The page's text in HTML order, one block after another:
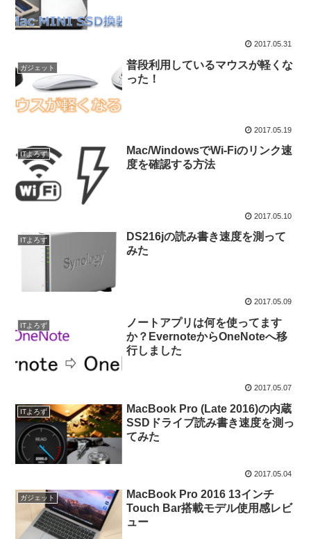
2017.05.31
ガジェット
普段利用しているマウスが軽くな
った！
2017.05.19
ITよろず
Mac/WindowsでWi-Fiのリンク速
度を確認する方法
2017.05.10
ITよろず
DS216jの読み書き速度を測って
みた
2017.05.09
ITよろず
ノートアプリは何を使ってます
か？EvernoteからOneNoteへ移
行しました
2017.05.07
ITよろず
MacBook Pro (Late 2016)の内蔵
SSDドライブ読み書き速度を測っ
てみた
2017.05.04
ガジェット
MacBook Pro 2016 13インチ
Touch Bar搭載モデル使用感レビ
ュー